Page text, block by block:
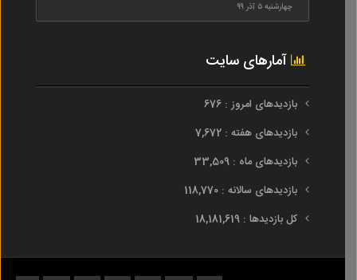
چهارشنبه ۵ آذر ۹۹
آمارهای سایت
بازدیدهای امروز : 676
بازدیدهای هفته : 7,672
بازدیدهای ماه : 33,509
بازدیدهای سالانه : 118,770
کل بازدیدها : 18,181,619